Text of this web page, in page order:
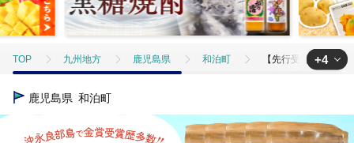
TOP 九州地方 鹿児島県 和泊町 【先行受付】田中
TOP
マンゴー 【先行受付】田中マンゴー園が
+4
鹿児島県 和泊町